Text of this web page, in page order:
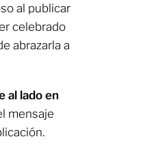
al publicar
celebrado
abrazarla a
al lado en
mensaje